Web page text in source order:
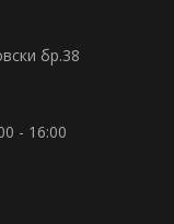
бр.38
- 16:00